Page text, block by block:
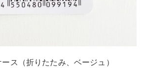
ース（折りたたみ、ベージュ）